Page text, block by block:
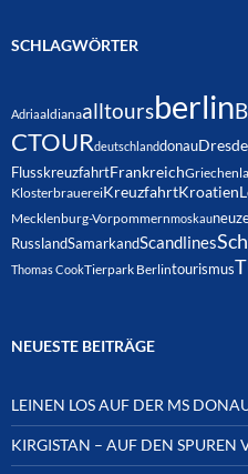
SCHLAGWÖRTER
Adriaaldianaalltoursberlin
CTOURdeutschlanddonau
FlusskreuzfahrtFrankreich
KlosterbrauereiKreuzfahrtKroatien
Mecklenburg-Vorpommernmoskau
RusslandSamarkandScandlines
Thomas CookTierpark Berlintourismus
NEUESTE BEITRÄGE
LEINEN LOS AUF DER MS
KIRGISTAN – AUF DEN